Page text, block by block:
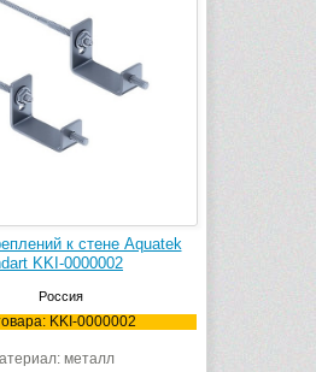
к стене Aquatek
KKI-0000002
Россия
KKI-0000002
металл